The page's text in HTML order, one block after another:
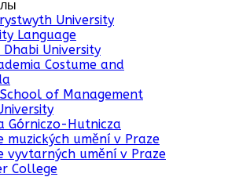
University
Language
Dhabi University
Costume and
of Management
Górniczo-Hutnicza
muzických umění v Praze
vyvtarných umění v Praze
College